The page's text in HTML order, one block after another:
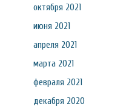
октября 2021
июня 2021
апреля 2021
марта 2021
февраля 2021
декабря 2020